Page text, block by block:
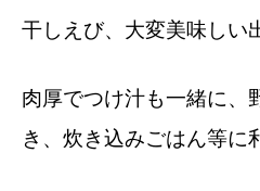
干しえび、大変美味しい
肉厚でつけ汁も一緒に、
き、炊き込みごはん等に